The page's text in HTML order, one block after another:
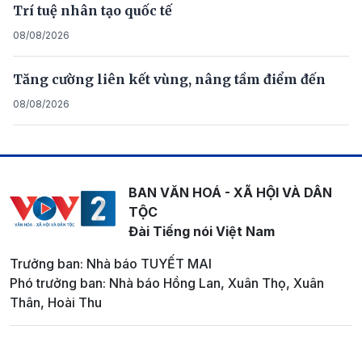
Trí tuệ nhân tạo quốc tế
08/08/2026
Tăng cường liên kết vùng, nâng tầm điểm đến
08/08/2026
BAN VĂN HOÁ - XÃ HỘI VÀ DÂN
TỘC
Đài Tiếng nói Việt Nam
Trưởng ban: Nhà báo TUYẾT MAI
Phó trưởng ban: Nhà báo Hồng Lan, Xuân Thọ, Xuân
Thân, Hoài Thu